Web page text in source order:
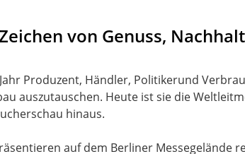
von Genuss,
Produzent, Händler, Politikerund
auszutauschen. Heute ist sie die
hinaus.
auf dem Berliner Messegelände